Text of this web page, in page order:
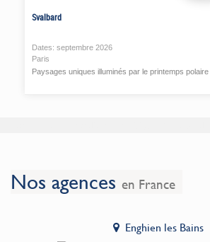
Svalbard
Dates: septembre 2026
Paris
Paysages uniques illuminés par le printemps polaire
Nos agences en France
Enghien les Bains